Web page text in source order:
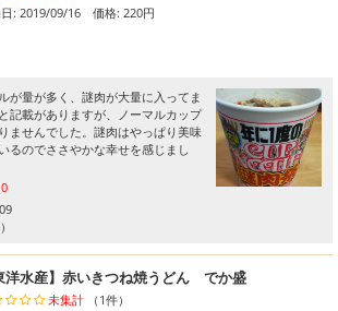
: 2019/09/16 価格: 220円
が量が多く、謎肉が大量に入ってま
記載がありますが、ノーマルカップ
ませんでした。謎肉はやっぱり美味
るのでささやかな幸せを感じまし
洋水産】赤いきつね焼うどん でか盛
未集計 （1件）